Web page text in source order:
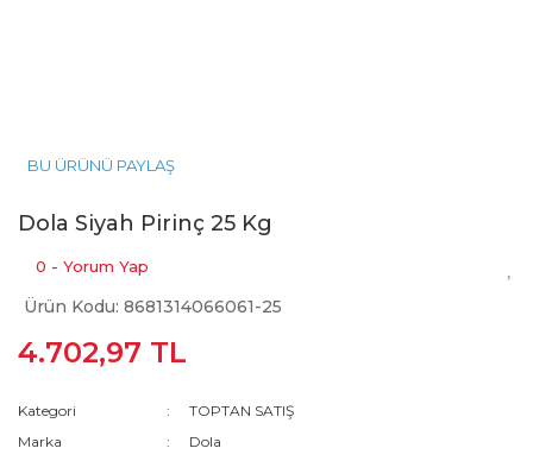
BU ÜRÜNÜ PAYLAŞ
Dola Siyah Pirinç 25 Kg
0 - Yorum Yap
Ürün Kodu: 8681314066061-25
4.702,97 TL
Kategori
TOPTAN SATIŞ
Marka
Dola